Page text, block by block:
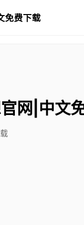
免费下载
网|中文